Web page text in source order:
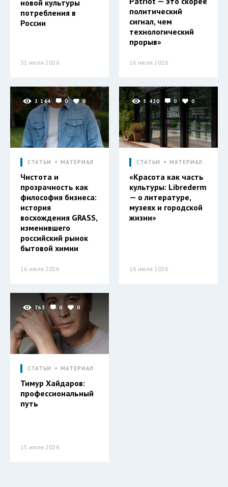
новой культуры
потребления в
России
31 июля 2026
политический
сигнал, чем
технологический
прорыв»
16 июля 2026
1 144 0 0
СТАТЬИ МАТЕРИАЛ
Чистота и
прозрачность как
философия бизнеса:
история
восхождения GRASS,
изменившего
российский рынок
бытовой химии
16 июля 2026
5 420 0 0
СТАТЬИ МАТЕРИАЛ
«Красота как часть
культуры: Librederm
— о литературе,
музеях и городской
жизни»
16 июля 2026
763 0 0
СТАТЬИ МАТЕРИАЛ
Тимур Хайдаров:
профессиональный
путь
15 июля 2026